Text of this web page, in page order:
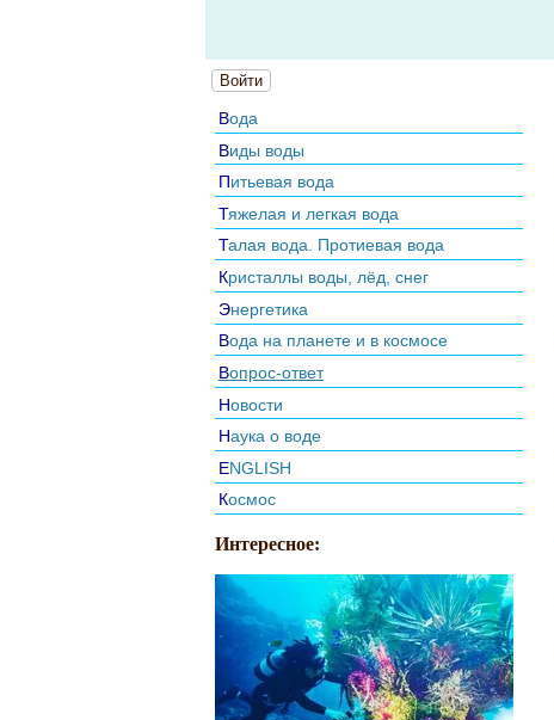
Войти
Вода
Виды воды
Питьевая вода
Тяжелая и легкая вода
Талая вода. Протиевая вода
Кристаллы воды, лёд, снег
Энергетика
Вода на планете и в космосе
Вопрос-ответ
Новости
Наука о воде
ENGLISH
Космос
Интересное: